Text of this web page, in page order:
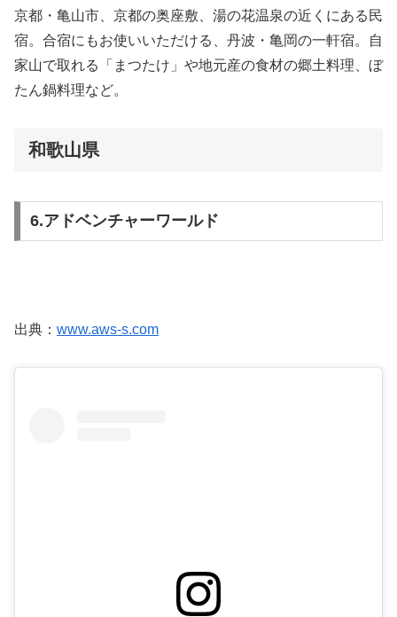
京都・亀山市、京都の奥座敷、湯の花温泉の近くにある民
宿。合宿にもお使いいただける、丹波・亀岡の一軒宿。自
家山で取れる「まつたけ」や地元産の食材の郷土料理、ぼ
たん鍋料理など。
和歌山県
6.アドベンチャーワールド
出典： www.aws-s.com